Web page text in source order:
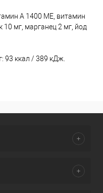
А 1400 МЕ, витамин
10 мг, марганец 2 мг, йод
93 ккал / 389 кДж.